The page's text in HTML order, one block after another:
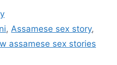
, Assamese sex story,
assamese sex stories